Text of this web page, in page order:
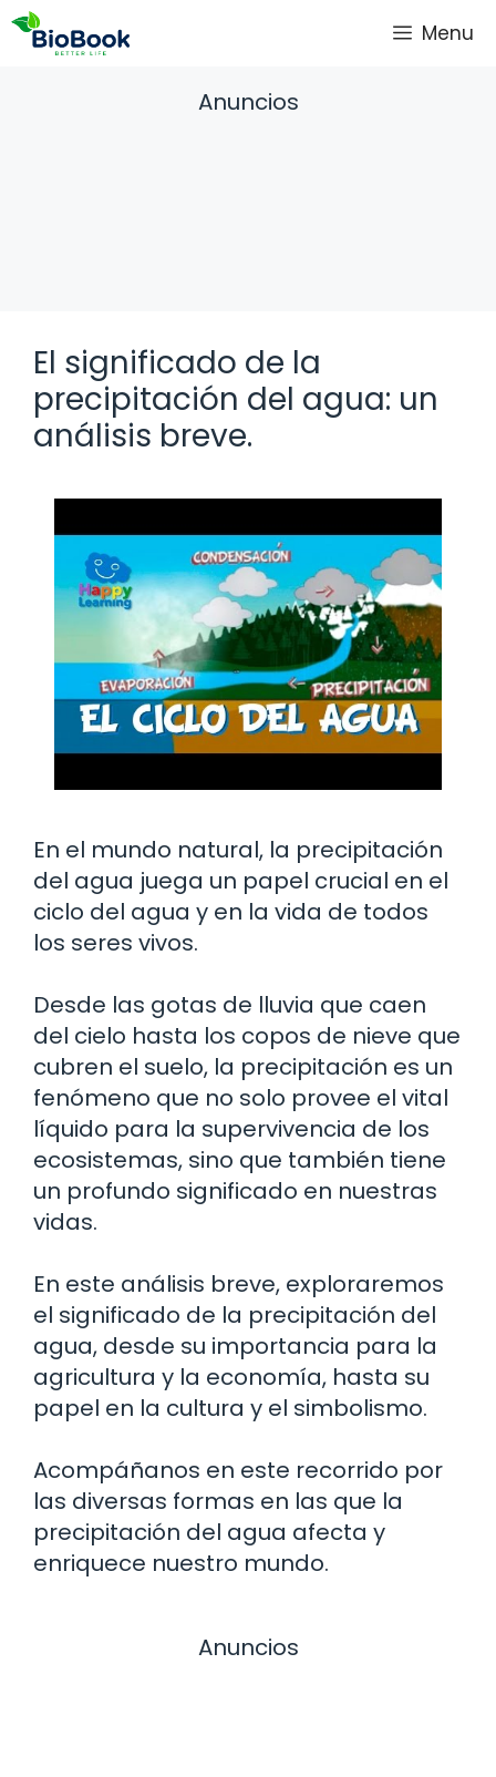
Saltar
Menu
Anuncios
El significado de la
precipitación del agua: un
análisis breve.
En el mundo natural, la precipitación
del agua juega un papel crucial en el
ciclo del agua y en la vida de todos
los seres vivos.
Desde las gotas de lluvia que caen
del cielo hasta los copos de nieve que
cubren el suelo, la precipitación es un
fenómeno que no solo provee el vital
líquido para la supervivencia de los
ecosistemas, sino que también tiene
un profundo significado en nuestras
vidas.
En este análisis breve, exploraremos
el significado de la precipitación del
agua, desde su importancia para la
agricultura y la economía, hasta su
papel en la cultura y el simbolismo.
Acompáñanos en este recorrido por
las diversas formas en las que la
precipitación del agua afecta y
enriquece nuestro mundo.
Anuncios